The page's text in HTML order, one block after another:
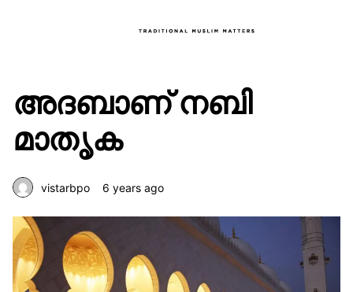
അദബാണ് നബി
മാതൃക
vistarbpo 6 years ago